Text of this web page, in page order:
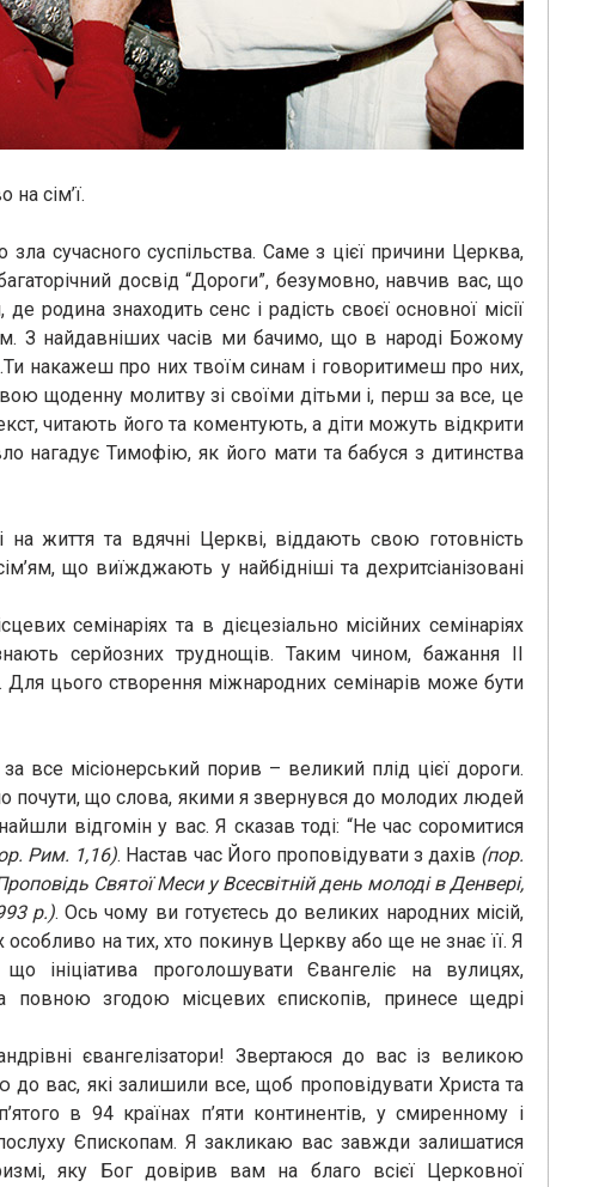
сім’ї.
сучасного суспільства. Саме з цієї причини Церква,
досвід “Дороги”, безумовно, навчив вас, що
родина знаходить сенс і радість своєї основної місії
З найдавніших часів ми бачимо, що в народі Божому
накажеш про них твоїм синам і говоритимеш про них,
щоденну молитву зі своїми дітьми і, перш за все, це
читають його та коментують, а діти можуть відкрити
нагадує Тимофію, як його мати та бабуся з дитинства
життя та вдячні Церкві, віддають свою готовність
що виїжджають у найбідніші та дехритсіанізовані
семінаріях та в дієцезіально місійних семінаріях
серйозних труднощів. Таким чином, бажання ІІ
цього створення міжнародних семінарів може бути
все місіонерський порив – великий плід цієї дороги.
почути, що слова, якими я звернувся до молодих людей
відгомін у вас. Я сказав тоді: “Не час соромитися
Рим. 1,16). Настав час Його проповідувати з дахів (пор.
Святої Меси у Всесвітній день молоді в Денвері,
р.). Ось чому ви готуєтесь до великих народних місій,
на тих, хто покинув Церкву або ще не знає її. Я
що ініціатива проголошувати Євангеліє на вулицях,
повною згодою місцевих єпископів, принесе щедрі
євангелізатори! Звертаюся до вас із великою
до вас, які залишили все, щоб проповідувати Христа та
в 94 країнах п’яти континентів, у смиренному і
Єпископам. Я закликаю вас завжди залишатися
яку Бог довірив вам на благо всієї Церковної